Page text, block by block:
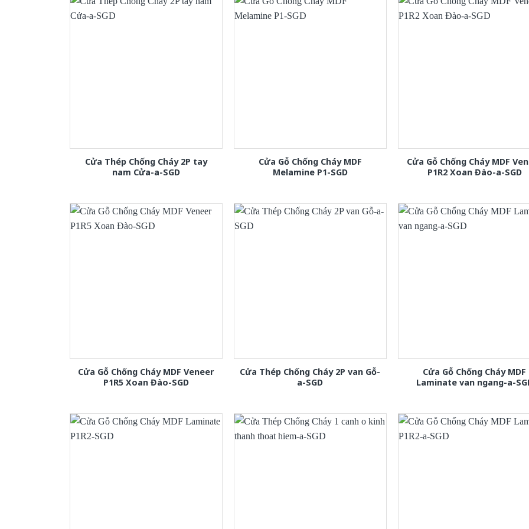
Cửa Thép Chống Cháy 2P tay
nam Cửa-a-SGD
Cửa Gỗ Chống Cháy MDF
Melamine P1-SGD
Cửa Gỗ Chống Cháy MDF
P1R2 Xoan Đào-a-SGD
Cửa Gỗ Chống Cháy MDF Veneer
P1R5 Xoan Đào-SGD
Cửa Thép Chống Cháy 2P van Gỗ-
a-SGD
Cửa Gỗ Chống Cháy MDF
Laminate van ngang-a-